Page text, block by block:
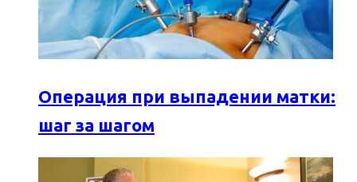
Операция при выпадении матки:
шаг за шагом